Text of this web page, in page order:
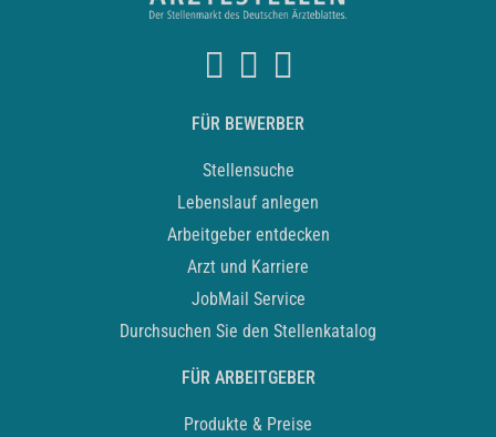
FÜR BEWERBER
Stellensuche
Lebenslauf anlegen
Arbeitgeber entdecken
Arzt und Karriere
JobMail Service
Durchsuchen Sie den Stellenkatalog
FÜR ARBEITGEBER
Produkte & Preise